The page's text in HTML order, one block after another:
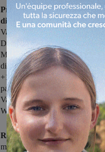
Primo tempo equilibrato a
di casa che nel terzo quarto
Vasarri segna sette punti di fila
Dell’Agnello firma il sorpasso
Ma la Fides c’è. Nella ripresa i
difesa, prendono le misure in
+10. La zona schierata dalla
parte però anche i labronici
Vasarri sbloccano l’impasse e
WebKorner non resta che
Ritmi intensi, difesa
meccanismi restano da